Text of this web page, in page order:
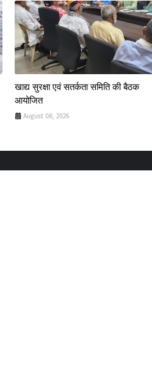
खाद्य सुरक्षा एवं सतर्कता समिति की बैठक
आयोजित
August 08, 2026